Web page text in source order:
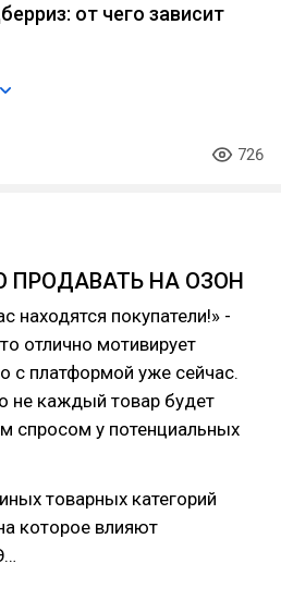
от чего зависит
726
ПРОДАВАТЬ НА ОЗОН
находятся покупатели!» -
отлично мотивирует
с платформой уже сейчас.
не каждый товар будет
спросом у потенциальных
товарных категорий
которое влияют